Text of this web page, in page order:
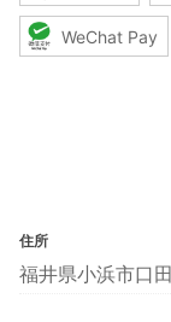
WeChat Pay
住所
福井県小浜市口